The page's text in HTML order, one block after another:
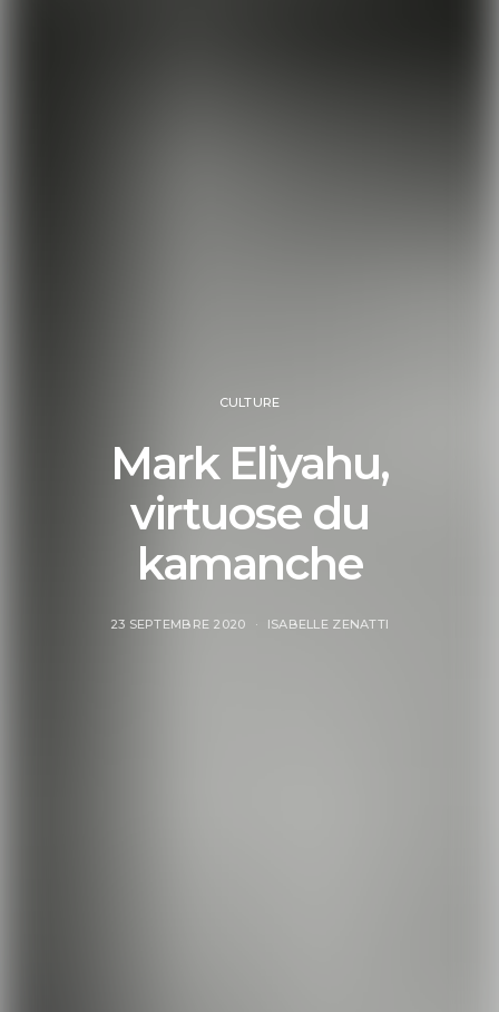
CULTURE
Mark Eliyahu,
virtuose du
kamanche
23 SEPTEMBRE 2020 ISABELLE ZENATTI